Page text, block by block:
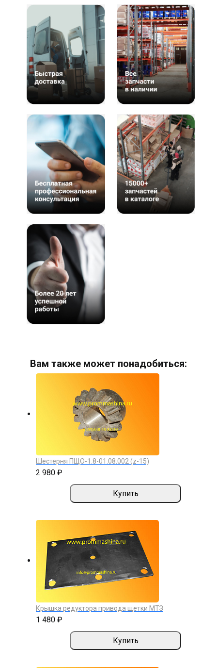
Вам также может понадобиться:
Шестерня ПЩО-1.8-01.08.002 (z-15)
2 980 ₽
Купить
Крышка редуктора привода щетки МТЗ
1 480 ₽
Купить